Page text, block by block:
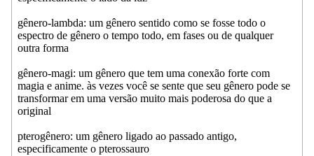
gênero-lambda: um gênero sentido como se fosse todo o
espectro de gênero o tempo todo, em fases ou de qualquer
outra forma
gênero-magi: um gênero que tem uma conexão forte com
magia e anime. às vezes você se sente que seu gênero pode se
transformar em uma versão muito mais poderosa do que a
original
pterogênero: um gênero ligado ao passado antigo,
especificamente o pterossauro